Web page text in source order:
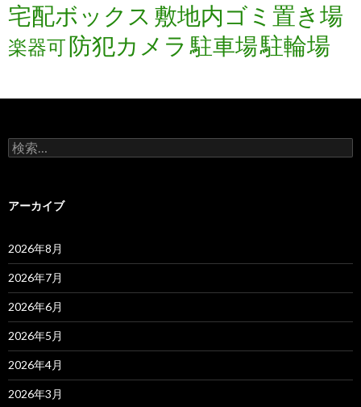
宅配ボックス 敷地内ゴミ置き場
楽器可防犯カメラ 駐車場駐輪場
検
索:
アーカイブ
2026年8月
2026年7月
2026年6月
2026年5月
2026年4月
2026年3月